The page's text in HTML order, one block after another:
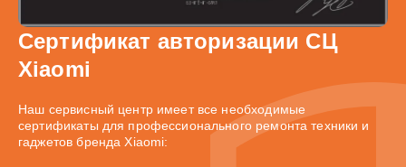
Сертификат авторизации СЦ
Xiaomi
Наш сервисный центр имеет все необходимые
сертификаты для профессионального ремонта техники и
гаджетов бренда Xiaomi: